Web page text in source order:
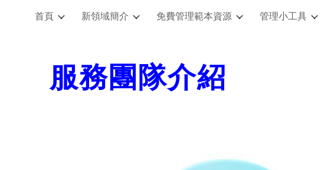
Skip to main content Skip to navigation
首頁 新領域簡介 免費管理範本資源 管理小工具
服務團隊介紹